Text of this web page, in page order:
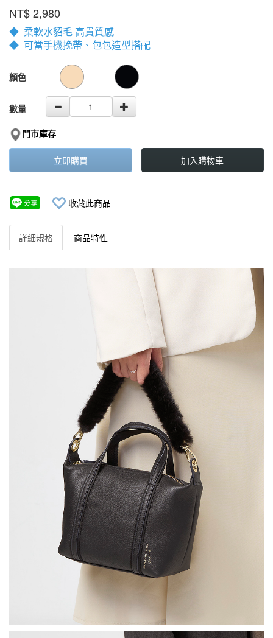
21-
0
品牌 PEPPER'S
NT$2,980
◆ 柔軟水貂毛 高貴質感
◆ 可當手機挽帶、包包造型搭配
GOODS000000000000002223610
顏色
數量
門市庫存
立即購買 加入購物車
收藏此商品
詳細規格 商品特性